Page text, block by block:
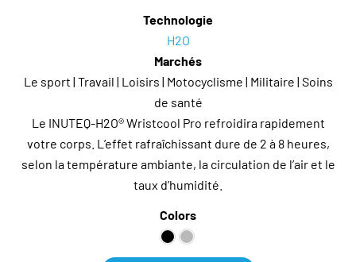
Technologie
H2O
Marchés
Le sport | Travail | Loisirs | Motocyclisme | Militaire | Soins
de santé
Le INUTEQ-H2O® Wristcool Pro refroidira rapidement
votre corps. L’effet rafraîchissant dure de 2 à 8 heures,
selon la température ambiante, la circulation de l’air et le
taux d’humidité.
Colors